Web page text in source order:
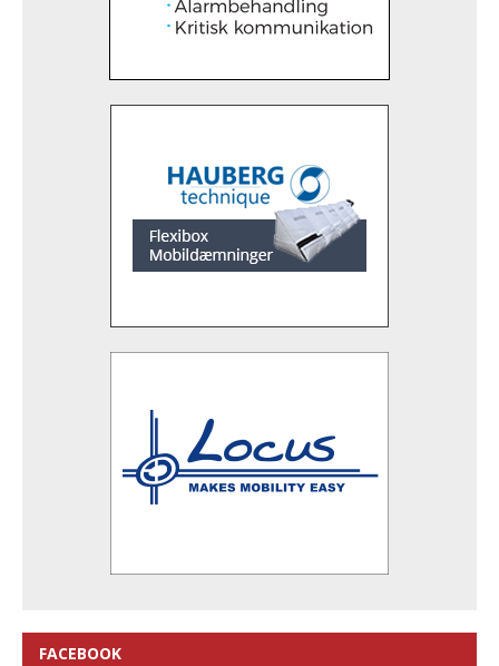
FACEBOOK